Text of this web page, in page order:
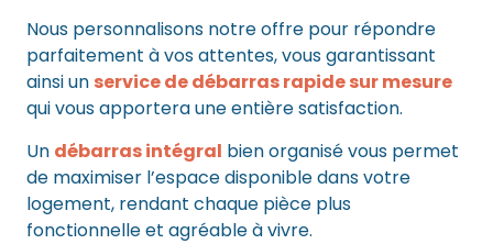
Nous personnalisons notre offre pour répondre
parfaitement à vos attentes, vous garantissant
ainsi un service de débarras rapide sur mesure
qui vous apportera une entière satisfaction.
Un débarras intégral bien organisé vous permet
de maximiser l’espace disponible dans votre
logement, rendant chaque pièce plus
fonctionnelle et agréable à vivre.